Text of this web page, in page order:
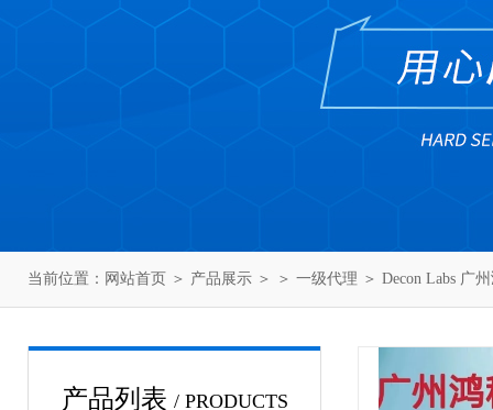
当前位置： 网站首页 ＞ 产品展示 ＞ ＞ 一级代理 ＞ Decon Labs 广
产品列表 / PRODUCTS